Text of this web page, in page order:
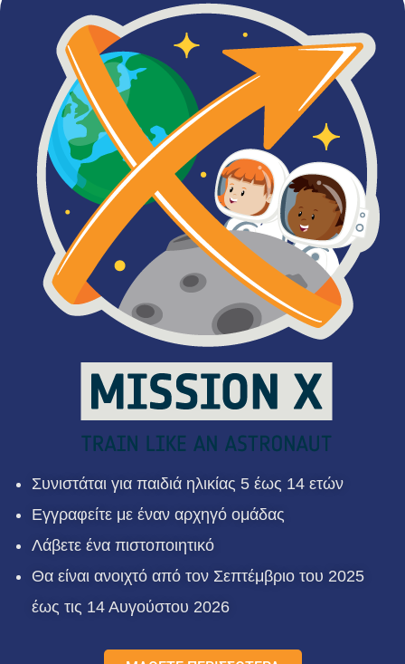
Συνιστάται για παιδιά ηλικίας 5 έως 14 ετών
Εγγραφείτε με έναν αρχηγό ομάδας
Λάβετε ένα πιστοποιητικό
Θα είναι ανοιχτό από τον Σεπτέμβριο του 2025
έως τις 14 Αυγούστου 2026